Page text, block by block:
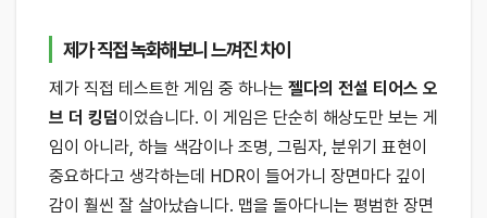
제가 직접 녹화해보니 느껴진 차이
제가 직접 테스트한 게임 중 하나는 젤다의 전설 티어스 오
브 더 킹덤이었습니다. 이 게임은 단순히 해상도만 보는 게
임이 아니라, 하늘 색감이나 조명, 그림자, 분위기 표현이
중요하다고 생각하는데 HDR이 들어가니 장면마다 깊이
감이 훨씬 잘 살아났습니다. 맵을 돌아다니는 평범한 장면